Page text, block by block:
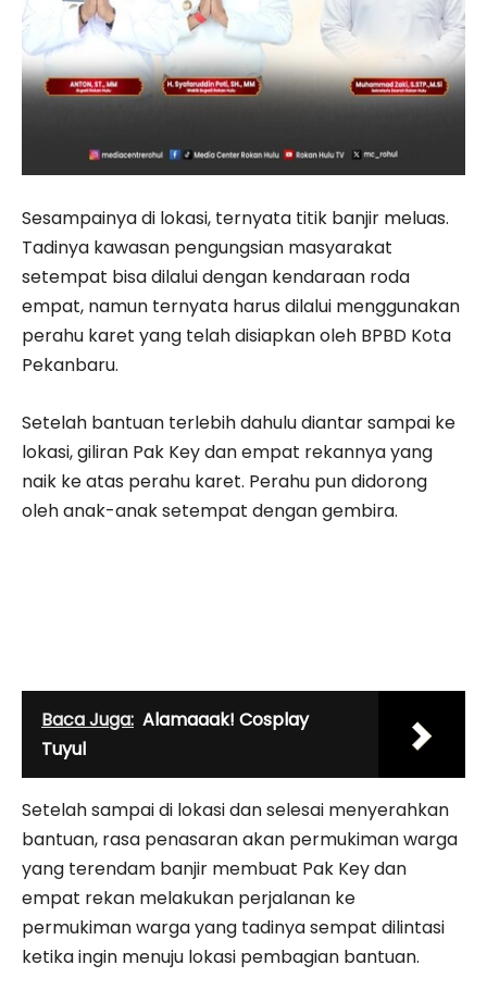
Sesampainya di lokasi, ternyata titik banjir meluas.
Tadinya kawasan pengungsian masyarakat
setempat bisa dilalui dengan kendaraan roda
empat, namun ternyata harus dilalui menggunakan
perahu karet yang telah disiapkan oleh BPBD Kota
Pekanbaru.
Setelah bantuan terlebih dahulu diantar sampai ke
lokasi, giliran Pak Key dan empat rekannya yang
naik ke atas perahu karet. Perahu pun didorong
oleh anak-anak setempat dengan gembira.
Baca Juga: Alamaaak! Cosplay
Tuyul
Setelah sampai di lokasi dan selesai menyerahkan
bantuan, rasa penasaran akan permukiman warga
yang terendam banjir membuat Pak Key dan
empat rekan melakukan perjalanan ke
permukiman warga yang tadinya sempat dilintasi
ketika ingin menuju lokasi pembagian bantuan.